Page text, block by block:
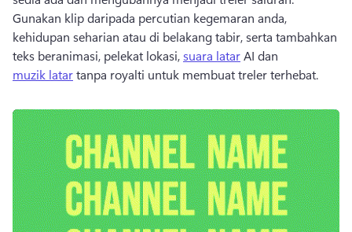
Gunakan klip daripada percutian kegemaran anda,
kehidupan seharian atau di belakang tabir, serta tambahkan
teks beranimasi, pelekat lokasi, suara latar AI dan
muzik latar tanpa royalti untuk membuat treler terhebat.